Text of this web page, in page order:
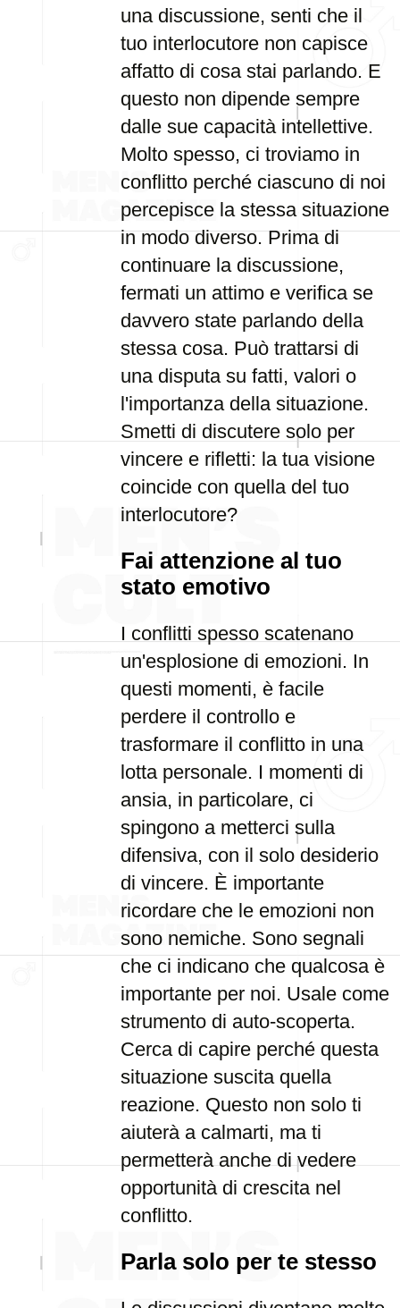
una discussione, senti che il
tuo interlocutore non capisce
affatto di cosa stai parlando. E
questo non dipende sempre
dalle sue capacità intellettive.
Molto spesso, ci troviamo in
conflitto perché ciascuno di noi
percepisce la stessa situazione
in modo diverso. Prima di
continuare la discussione,
fermati un attimo e verifica se
davvero state parlando della
stessa cosa. Può trattarsi di
una disputa su fatti, valori o
l'importanza della situazione.
Smetti di discutere solo per
vincere e rifletti: la tua visione
coincide con quella del tuo
interlocutore?
Fai attenzione al tuo
stato emotivo
I conflitti spesso scatenano
un'esplosione di emozioni. In
questi momenti, è facile
perdere il controllo e
trasformare il conflitto in una
lotta personale. I momenti di
ansia, in particolare, ci
spingono a metterci sulla
difensiva, con il solo desiderio
di vincere. È importante
ricordare che le emozioni non
sono nemiche. Sono segnali
che ci indicano che qualcosa è
importante per noi. Usale come
strumento di auto-scoperta.
Cerca di capire perché questa
situazione suscita quella
reazione. Questo non solo ti
aiuterà a calmarti, ma ti
permetterà anche di vedere
opportunità di crescita nel
conflitto.
Parla solo per te stesso